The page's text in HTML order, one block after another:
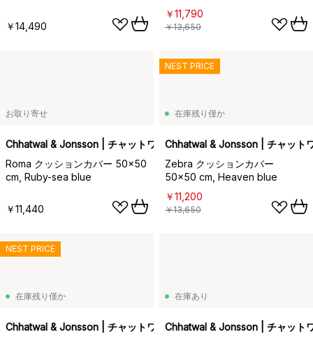
￥14,490
￥11,790
￥13,650
お取り寄せ
Chhatwal & Jonsson | チャットワル＆ヨンソン
Roma クッションカバー 50x50
cm, Ruby-sea blue
￥11,440
在庫残り僅か
Chhatwal & Jonsson | チャット
Zebra クッションカバー
50x50 cm, Heaven blue
￥11,200
￥13,650
NEST PRICE
在庫残り僅か
Chhatwal & Jonsson | チャットワル＆ヨンソン
NEST PRICE
在庫あり
Chhatwal & Jonsson | チャット